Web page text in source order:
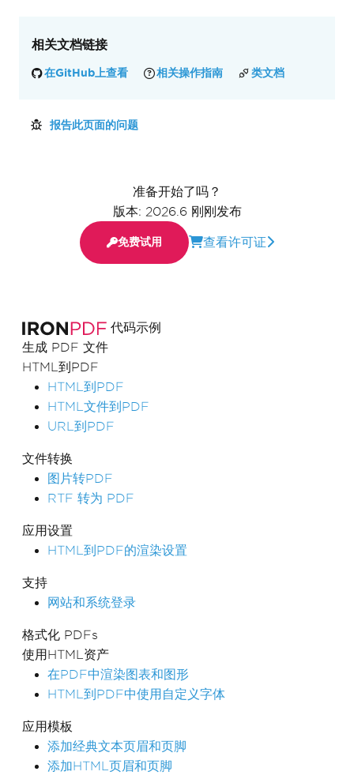
代码示例
生成 PDF 文件
HTML到PDF
HTML到PDF
HTML文件到PDF
URL到PDF
文件转换
图片转PDF
RTF 转为 PDF
应用设置
HTML到PDF的渲染设置
支持
网站和系统登录
格式化 PDFs
使用HTML资产
在PDF中渲染图表和图形
HTML到PDF中使用自定义字体
应用模板
添加经典文本页眉和页脚
添加HTML页眉和页脚
相关文档链接
在GitHub上查看 相关操作指南 类文档
报告此页面的问题
准备开始了吗？
版本: 2026.6 刚刚发布
免费试用 查看许可证